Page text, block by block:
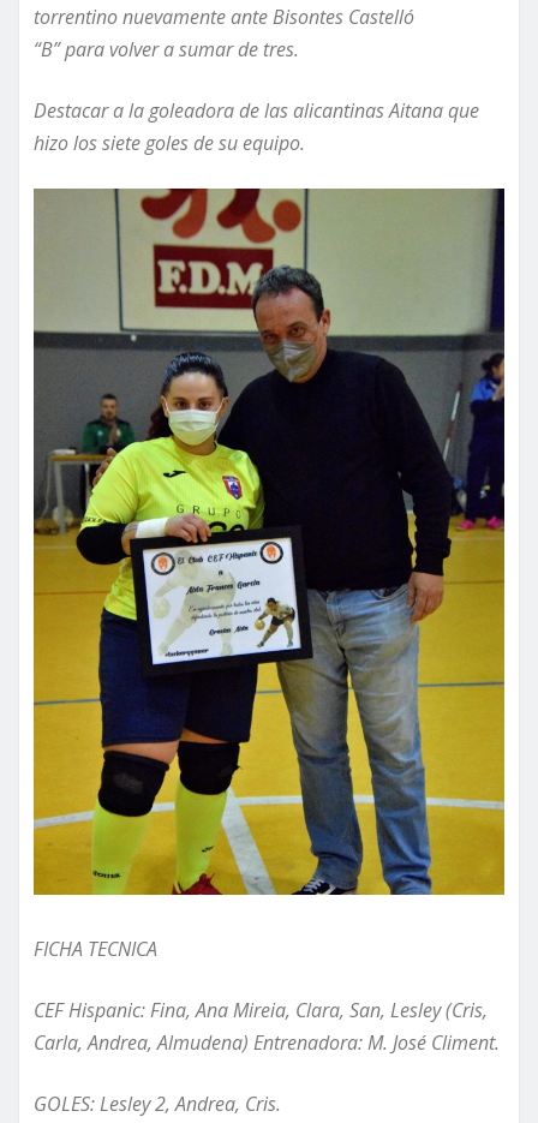
torrentino nuevamente ante Bisontes Castelló
“B”paravolver a sumar de tres.
Destacar a la goleadora de las alicantinas Aitana que
hizo los siete goles de su equipo.
FICHA TECNICA
CEF Hispanic: Fina,Ana Mireia, Clara, San, Lesley (Cris,
Carla, Andrea, Almudena) Entrenadora: M. José Climent.
GOLES: Lesley 2, Andrea, Cris.